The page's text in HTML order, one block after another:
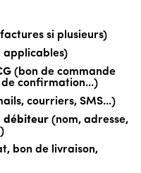
si plusieurs)
applicables)
(bon de commande
confirmation...)
courriers, SMS...)
débiteur (nom, adresse,
bon de livraison,